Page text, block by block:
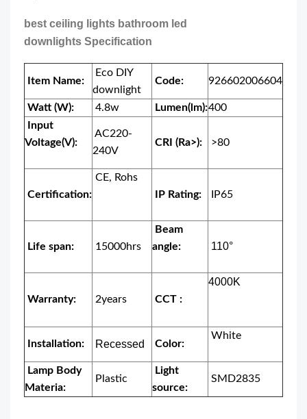
best ceiling lights bathroom led
downlights Specification
Item Name:
Eco DIY
downlight
Code: 926602006604
Watt (W): 4.8w Lumen(lm):400
Input
Voltage(V):
AC220-
240V
CRI (Ra>): >80
Certification:
CE, Rohs
IP Rating:
IP65
Life span: 15000hrs
Beam
angle:
110°
Warranty: 2years CCT :
4000K
Installation: Recessed Color:
White
Lamp Body
Materia:
Plastic
Light
source:
SMD2835